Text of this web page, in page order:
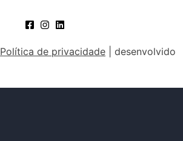
Política de privacidade | desenvolvido